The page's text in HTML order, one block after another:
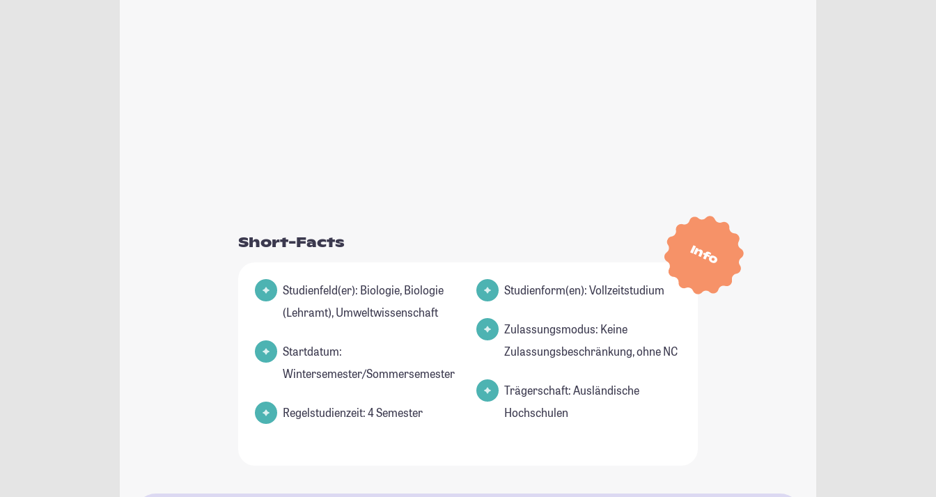
Info
Short-Facts
Studienfeld(er): Biologie, Biologie
(Lehramt), Umweltwissenschaft
Startdatum:
Wintersemester/Sommersemester
Regelstudienzeit: 4 Semester
Studienform(en): Vollzeitstudium
Zulassungsmodus: Keine
Zulassungsbeschränkung, ohne NC
Trägerschaft: Ausländische
Hochschulen